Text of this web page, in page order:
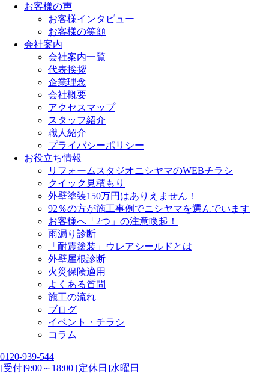
お客様の声
お客様インタビュー
お客様の笑顔
会社案内
会社案内一覧
代表挨拶
企業理念
会社概要
アクセスマップ
スタッフ紹介
職人紹介
プライバシーポリシー
お役立ち情報
リフォームスタジオニシヤマのWEBチラシ
クイック見積もり
外壁塗装150万円はありえません！
92％の方が施工事例でニシヤマを選んでいます
お客様へ「2つ」の注意喚起！
雨漏り診断
「耐震塗装」ウレアシールドとは
外壁屋根診断
火災保険適用
よくある質問
施工の流れ
ブログ
イベント・チラシ
コラム
0120-939-544
[受付]9:00～18:00 [定休日]水曜日